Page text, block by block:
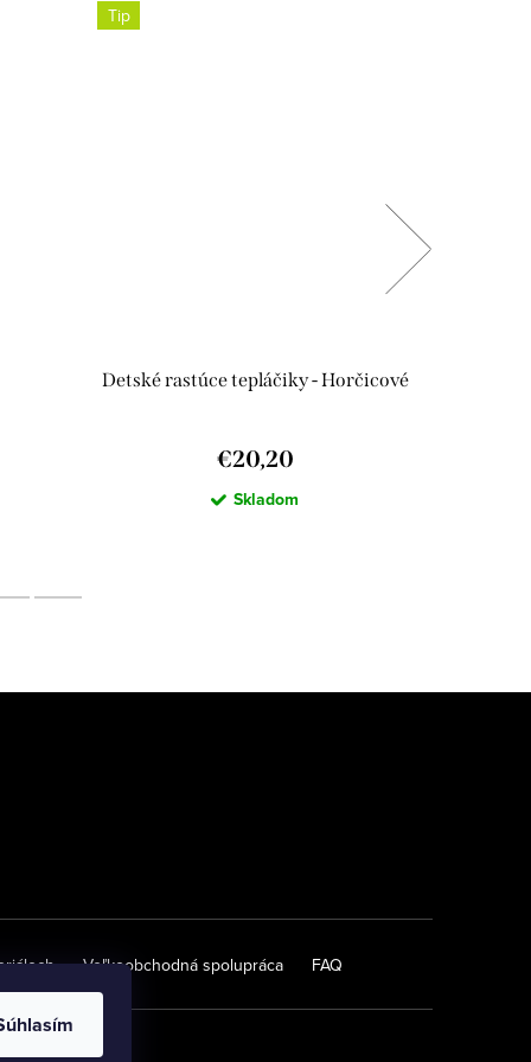
Tip
Detské rastúce tepláčiky - Horčicové
€20,20
Skladom
Veľkoobchodná spolupráca FAQ